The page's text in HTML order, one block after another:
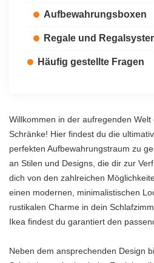
Aufbewahrungsboxen
Regale und
Häufig gestellte Fragen
Willkommen in der aufregenden
Schränke! Hier findest du die
perfekten Aufbewahrungstraum zu
an Stilen und Designs, die dir zur
dich von den zahlreichen
einen modernen, minimalistischen
rustikalen Charme in dein
Ikea findest du garantiert den
Neben dem ansprechenden Design